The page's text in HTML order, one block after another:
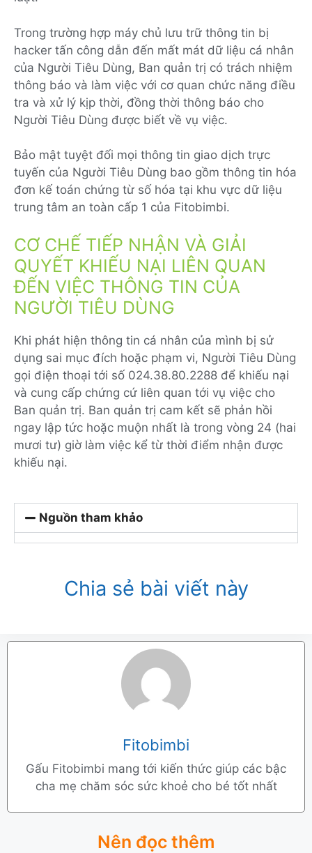
Trong trường hợp máy chủ lưu trữ thông tin bị
hacker tấn công dẫn đến mất mát dữ liệu cá nhân
của Người Tiêu Dùng, Ban quản trị có trách nhiệm
thông báo và làm việc với cơ quan chức năng điều
tra và xử lý kịp thời, đồng thời thông báo cho
Người Tiêu Dùng được biết về vụ việc.
Bảo mật tuyệt đối mọi thông tin giao dịch trực
tuyến của Người Tiêu Dùng bao gồm thông tin hóa
đơn kế toán chứng từ số hóa tại khu vực dữ liệu
trung tâm an toàn cấp 1 của Fitobimbi.
CƠ CHẾ TIẾP NHẬN VÀ GIẢI
QUYẾT KHIẾU NẠI LIÊN QUAN
ĐẾN VIỆC THÔNG TIN CỦA
NGƯỜI TIÊU DÙNG
Khi phát hiện thông tin cá nhân của mình bị sử
dụng sai mục đích hoặc phạm vi, Người Tiêu Dùng
gọi điện thoại tới số 024.38.80.2288 để khiếu nại
và cung cấp chứng cứ liên quan tới vụ việc cho
Ban quản trị. Ban quản trị cam kết sẽ phản hồi
ngay lập tức hoặc muộn nhất là trong vòng 24 (hai
mươi tư) giờ làm việc kể từ thời điểm nhận được
khiếu nại.
Nguồn tham khảo
Chia sẻ bài viết này
Fitobimbi
Gấu Fitobimbi mang tới kiến thức giúp các bậc
cha mẹ chăm sóc sức khoẻ cho bé tốt nhất
Nên đọc thêm